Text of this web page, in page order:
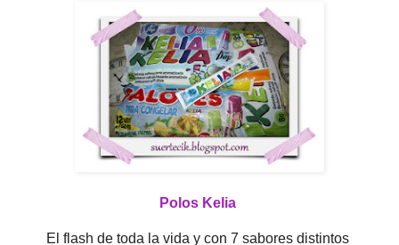
Polos Kelia
El flash de toda la vida y con 7 sabores distintos